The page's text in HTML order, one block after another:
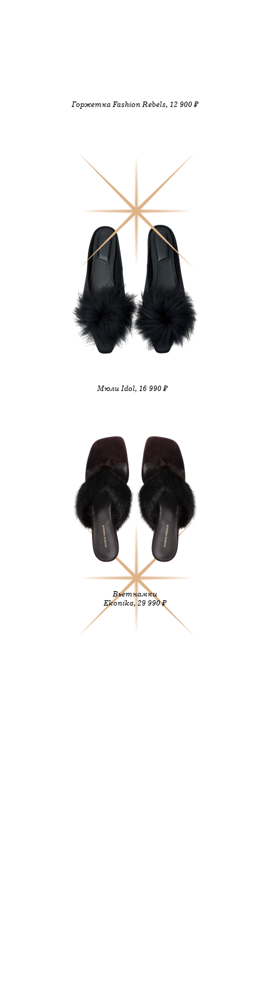
Горжетка Fashion Rebels, 12 900 ₽
Мюли Idol, 16 990 ₽
Вьетнамки
Ekonika, 29 990 ₽